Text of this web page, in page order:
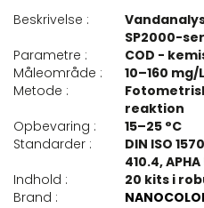
Beskrivelse :
SP2000-
Parametre :
COD -
Måleområde :
10–160 mg/
Metode :
reaktion
Opbevaring :
15–25 °C
Standarder :
DIN ISO
410.4,
Indhold :
20 kits i
Brand :